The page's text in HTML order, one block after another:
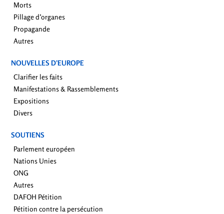
Morts
Pillage d’organes
Propagande
Autres
NOUVELLES D’EUROPE
Clarifier les faits
Manifestations & Rassemblements
Expositions
Divers
SOUTIENS
Parlement européen
Nations Unies
ONG
Autres
DAFOH Pétition
Pétition contre la persécution